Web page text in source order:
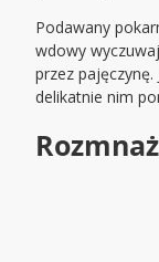
Podawany
wdowy
przez
delikatnie nim